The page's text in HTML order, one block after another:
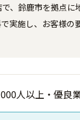
、鈴鹿市を拠点
実施し、お客様